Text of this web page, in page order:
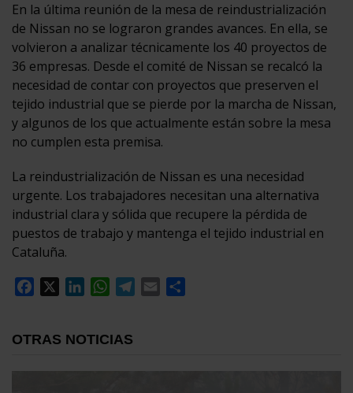
En la última reunión de la mesa de reindustrialización
de Nissan no se lograron grandes avances. En ella, se
volvieron a analizar técnicamente los 40 proyectos de
36 empresas. Desde el comité de Nissan se recalcó la
necesidad de contar con proyectos que preserven el
tejido industrial que se pierde por la marcha de Nissan,
y algunos de los que actualmente están sobre la mesa
no cumplen esta premisa.
La reindustrialización de Nissan es una necesidad
urgente. Los trabajadores necesitan una alternativa
industrial clara y sólida que recupere la pérdida de
puestos de trabajo y mantenga el tejido industrial en
Cataluña.
Facebook
LinkedInWhatsApp
Telegram
Email
OTRAS NOTICIAS